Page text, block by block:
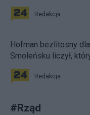
Redakcja
Hofman bezlitosny
Smoleńsku liczył,
Redakcja
#Rząd